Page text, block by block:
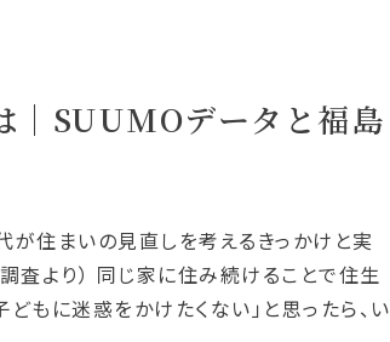
｜SUUMOデータと福島
住まいの見直しを考えるきっかけと実
査より） 同じ家に住み続けることで住生
もに迷惑をかけたくない」と思ったら、い